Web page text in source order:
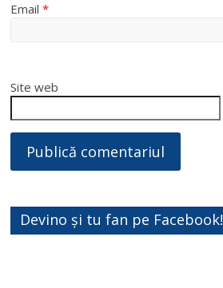
Email*
Site web
Devino și tu fan pe Facebook!